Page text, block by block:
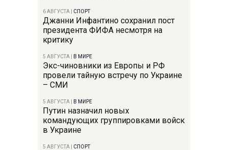
6 АВГУСТА СПОРТ
Джанни Инфантино сохранил пост
президента ФИФА несмотря на
критику
5 АВГУСТА В МИРЕ
Экс-чиновники из Европы и РФ
провели тайную встречу по Украине
– СМИ
5 АВГУСТА В МИРЕ
Путин назначил новых
командующих группировками войск
в Украине
5 АВГУСТА СПОРТ